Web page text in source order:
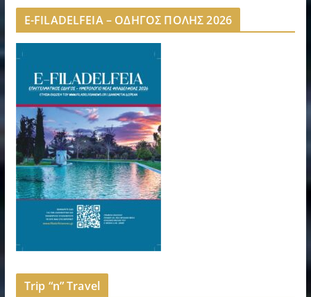
E-FILADELFEIA – ΟΔΗΓΟΣ ΠΟΛΗΣ 2026
Trip “n” Travel